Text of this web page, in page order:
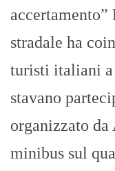
stradale ha
turisti italiani a
stavano
organizzato
minibus sul